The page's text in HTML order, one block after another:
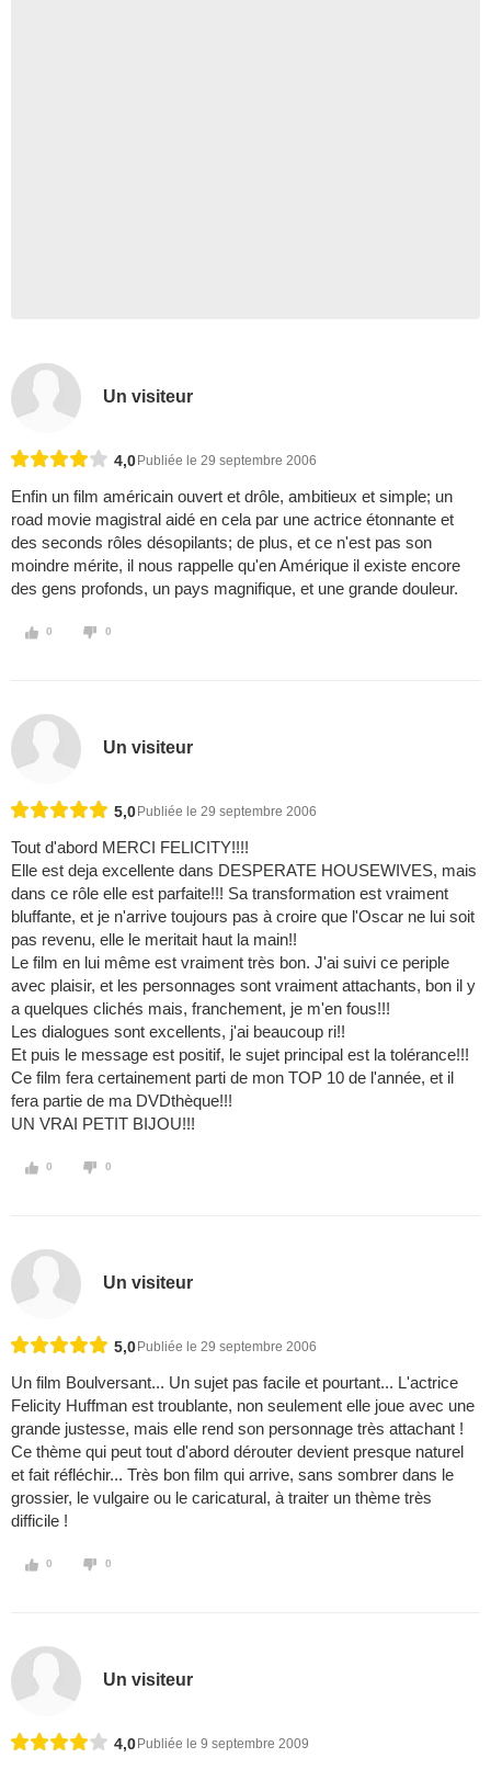
Un visiteur
4,0 Publiée le 29 septembre 2006
Enfin un film américain ouvert et drôle, ambitieux et simple; un
road movie magistral aidé en cela par une actrice étonnante et
des seconds rôles désopilants; de plus, et ce n'est pas son
moindre mérite, il nous rappelle qu'en Amérique il existe encore
des gens profonds, un pays magnifique, et une grande douleur.
0 0
Un visiteur
5,0 Publiée le 29 septembre 2006
Tout d'abord MERCI FELICITY!!!!
Elle est deja excellente dans DESPERATE HOUSEWIVES, mais
dans ce rôle elle est parfaite!!! Sa transformation est vraiment
bluffante, et je n'arrive toujours pas à croire que l'Oscar ne lui soit
pas revenu, elle le meritait haut la main!!
Le film en lui même est vraiment très bon. J'ai suivi ce periple
avec plaisir, et les personnages sont vraiment attachants, bon il y
a quelques clichés mais, franchement, je m'en fous!!!
Les dialogues sont excellents, j'ai beaucoup ri!!
Et puis le message est positif, le sujet principal est la tolérance!!!
Ce film fera certainement parti de mon TOP 10 de l'année, et il
fera partie de ma DVDthèque!!!
UN VRAI PETIT BIJOU!!!
0 0
Un visiteur
5,0 Publiée le 29 septembre 2006
Un film Boulversant... Un sujet pas facile et pourtant... L'actrice
Felicity Huffman est troublante, non seulement elle joue avec une
grande justesse, mais elle rend son personnage très attachant !
Ce thème qui peut tout d'abord dérouter devient presque naturel
et fait réfléchir... Très bon film qui arrive, sans sombrer dans le
grossier, le vulgaire ou le caricatural, à traiter un thème très
difficile !
0 0
Un visiteur
4,0 Publiée le 9 septembre 2009